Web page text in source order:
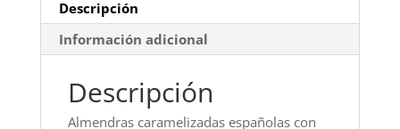
Descripción
Información adicional
Descripción
Almendras caramelizadas españolas con